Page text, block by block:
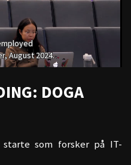
DOGA
som forsker på IT-